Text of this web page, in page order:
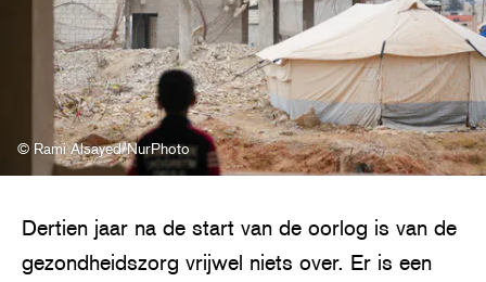
© Rami Alsayed/NurPhoto
Dertien jaar na de start van de oorlog is van de
gezondheidszorg vrijwel niets over. Er is een